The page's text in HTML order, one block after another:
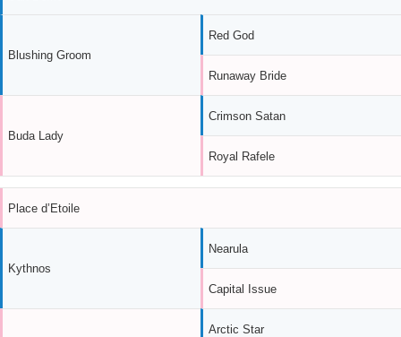
Blushing Groom
Buda Lady
Red God
Runaway Bride
Crimson Satan
Royal Rafele
Place d’Etoile
Kythnos
Nearula
Capital Issue
Arctic Star